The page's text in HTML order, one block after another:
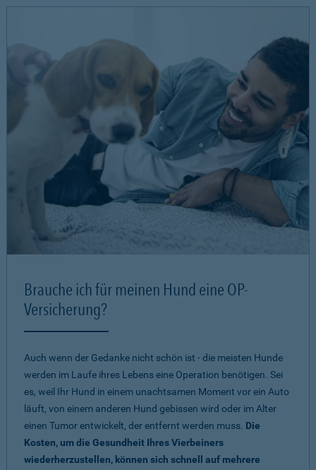
Brauche ich für meinen Hund eine OP-
Versicherung?
Auch wenn der Gedanke nicht schön ist - die meisten Hunde
werden im Laufe ihres Lebens eine Operation benötigen. Sei
es, weil Ihr Hund in einem unachtsamen Moment vor ein Auto
läuft, von einem anderen Hund gebissen wird oder im Alter
einen Tumor entwickelt, der entfernt werden muss. Die
Kosten, um die Gesundheit Ihres Vierbeiners
wiederherzustellen, können sich schnell auf mehrere